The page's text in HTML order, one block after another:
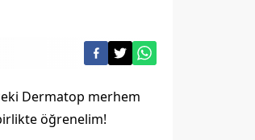
Dermatop merhem
öğrenelim!